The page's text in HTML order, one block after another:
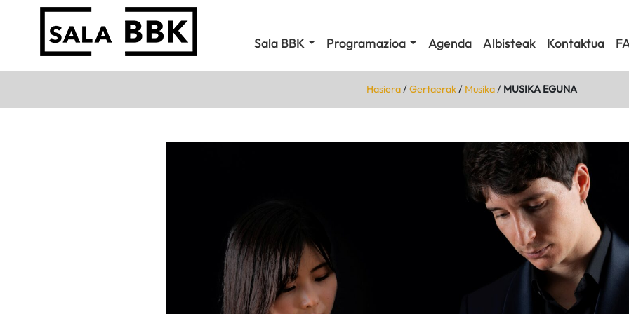
Sala BBK Programazioa Agenda Albisteak Kontaktua
Hasiera/Gertaerak/ Musika/ MUSIKA EGUNA